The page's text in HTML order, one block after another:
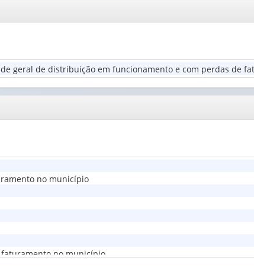
de
(1)
Existência
e
programas
de
geral de distribuição em funcionamento e com perdas de
no município
no município